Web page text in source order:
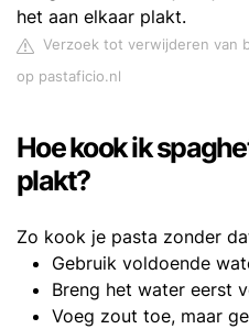
het aan elkaar plakt.
Verzoek tot verwijderen van
op pastaficio.nl
Hoe kook ik
plakt?
Zo kook je pasta zonder
Gebruik voldoende
Breng het water eerst
Voeg zout toe, maar